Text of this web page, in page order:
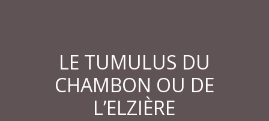
LE TUMULUS DU
CHAMBON OU DE
L’ELZIÈRE